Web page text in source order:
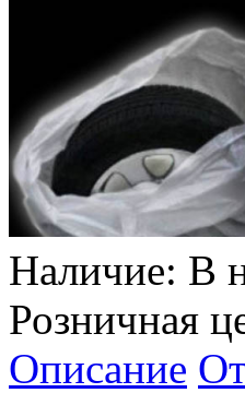
Наличие: В
Розничная
Описание